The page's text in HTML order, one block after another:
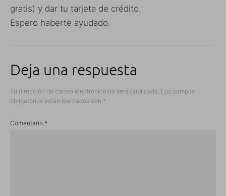
gratis) y dar tu tarjeta de crédito.
Espero haberte ayudado.
Deja una respuesta
Tu dirección de correo electrónico no será publicada. Los campos
obligatorios están marcados con *
Comentario *